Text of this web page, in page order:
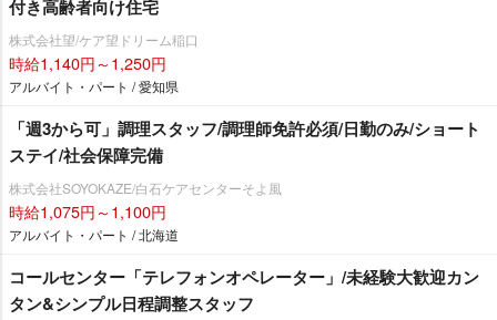
付き高齢者向け住宅
株式会社望/ケア望ドリーム稲口
時給1,140円～1,250円
アルバイト・パート / 愛知県
「週3から可」調理スタッフ/調理師免許必須/日勤のみ/ショート
ステイ/社会保障完備
株式会社SOYOKAZE/白石ケアセンターそよ風
時給1,075円～1,100円
アルバイト・パート / 北海道
コールセンター「テレフォンオペレーター」/未経験大歓迎カン
タン&シンプル日程調整スタッフ